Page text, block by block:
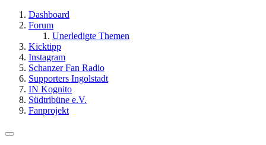
Dashboard
Forum
Unerledigte Themen
Kicktipp
Instagram
Schanzer Fan Radio
Supporters Ingolstadt
IN Kognito
Südtribüne e.V.
Fanprojekt